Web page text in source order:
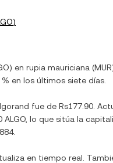
)
) en rupia mauriciana (MUR
% en los últimos siete días.
fue de Rs177.90 .
ALGO , lo que sitúa la
.
en tiempo real.